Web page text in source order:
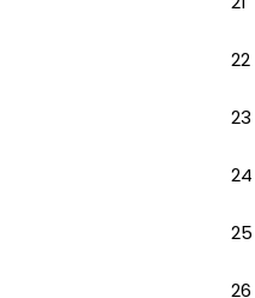
22
23
24
25
26